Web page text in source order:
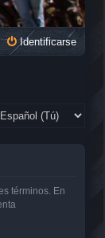
Identificarse
términos. En